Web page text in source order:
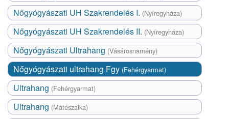
Nőgyógyászati UH Szakrendelés I. (Nyíregyháza)
Nőgyógyászati UH Szakrendelés II. (Nyíregyháza)
Nőgyógyászati Ultrahang (Vásárosnamény)
Nőgyógyászati ultrahang Fgy (Fehérgyarmat)
Ultrahang (Fehérgyarmat)
Ultrahang (Mátészalka)